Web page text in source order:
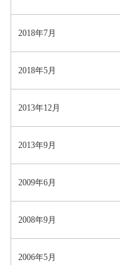
2018年7月
2018年5月
2013年12月
2013年9月
2009年6月
2008年9月
2006年5月